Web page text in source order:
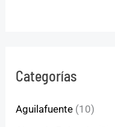
Categorías
Aguilafuente (10)